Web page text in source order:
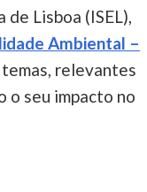
Lisboa (ISEL),
Ambiental –
relevantes
o seu impacto no